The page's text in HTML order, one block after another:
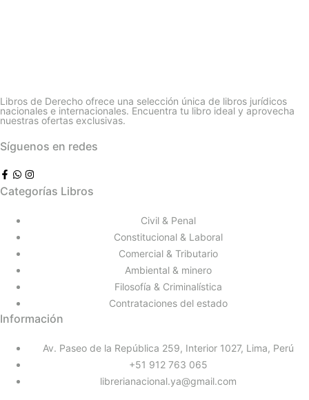
Libros de Derecho ofrece una selección única de libros jurídicos
nacionales e internacionales. Encuentra tu libro ideal y aprovecha
nuestras ofertas exclusivas.
Síguenos en redes
Categorías Libros
Civil & Penal
Constitucional & Laboral
Comercial & Tributario
Ambiental & minero
Filosofía & Criminalística
Contrataciones del estado
Información
Av. Paseo de la República 259, Interior 1027, Lima, Perú
+51 912 763 065
librerianacional.ya@gmail.com